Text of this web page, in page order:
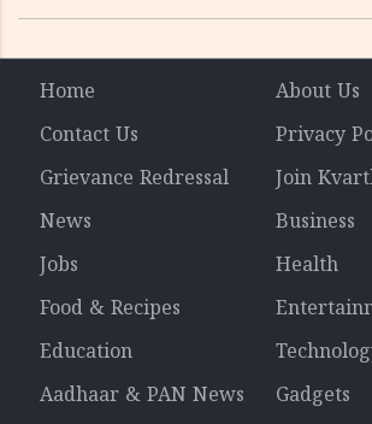
Home
About Us
Contact Us
Privacy
Grievance Redressal
Join
News
Business
Jobs
Health
Food & Recipes
Education
Aadhaar & PAN News
Gadgets